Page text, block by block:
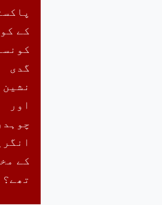
کے
گدی
نشین
اور
کے
تھے؟